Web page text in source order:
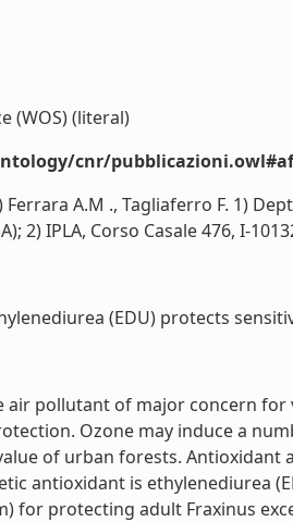
(WOS) (literal)
cnr/
Ferrara A.M ., Tagliaferro F. 1)
2) IPLA, Corso Casale 476, I-
(EDU) protects
air pollutant of major concern
Ozone may induce a
of urban forests. Antioxidant
antioxidant is ethylenediurea
for protecting adult Fraxinus